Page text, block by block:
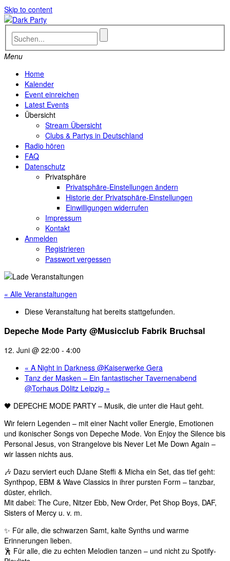
Skip to content
Menu
Home
Kalender
Event einreichen
Latest Events
Übersicht
Stream Übersicht
Clubs & Partys in Deutschland
Radio hören
FAQ
Datenschutz
Privatsphäre
Privatsphäre-Einstellungen ändern
Historie der Privatsphäre-Einstellungen
Einwilligungen widerrufen
Impressum
Kontakt
Anmelden
Registrieren
Passwort vergessen
« Alle Veranstaltungen
Diese Veranstaltung hat bereits stattgefunden.
Depeche Mode Party @Musicclub Fabrik Bruchsal
12. Juni @ 22:00 - 4:00
« A Night in Darkness @Kaiserwerke Gera
Tanz der Masken – Ein fantastischer Tavernenabend
@Torhaus Dölitz Leipzig »
🖤 DEPECHE MODE PARTY – Musik, die unter die Haut geht.
Wir feiern Legenden – mit einer Nacht voller Energie, Emotionen
und ikonischer Songs von Depeche Mode. Von Enjoy the Silence bis
Personal Jesus, von Strangelove bis Never Let Me Down Again –
wir lassen nichts aus.
🎶 Dazu serviert euch DJane Steffi & Micha ein Set, das tief geht:
Synthpop, EBM & Wave Classics in ihrer pursten Form – tanzbar,
düster, ehrlich.
Mit dabei: The Cure, Nitzer Ebb, New Order, Pet Shop Boys, DAF,
Sisters of Mercy u. v. m.
✨ Für alle, die schwarzen Samt, kalte Synths und warme
Erinnerungen lieben.
🕺 Für alle, die zu echten Melodien tanzen – und nicht zu Spotify-